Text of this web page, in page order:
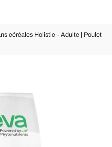
céréales Holistic - Adulte | Poulet